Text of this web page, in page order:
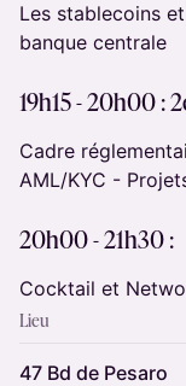
Les stablecoins
banque centrale
19h15 - 20h00 :
Cadre
AML/KYC -
20h00 - 21h30 :
Cocktail et
Lieu
47 Bd de Pesaro